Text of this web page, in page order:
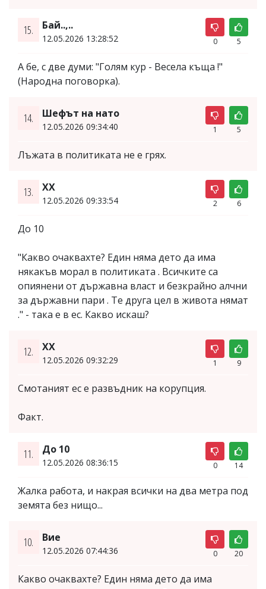
15. Бай..,..
12.05.2026 13:28:52 0 5
А бе, с две думи: "Голям кур - Весела къща !"
(Народна поговорка).
14. Шефът на нато
12.05.2026 09:34:40 1 5
Лъжата в политиката не е грях.
13. XX
12.05.2026 09:33:54 2 6
До 10
"Какво очаквахте? Един няма дето да има
някакъв морал в политиката . Всичките са
опиянени от държавна власт и безкрайно алчни
за държавни пари . Те друга цел в живота нямат
." - така е в ес. Какво искаш?
12. XX
12.05.2026 09:32:29 1 9
Смотаният ес е развъдник на корупция.
Факт.
11. До 10
12.05.2026 08:36:15 0 14
Жалка работа, и накрая всички на два метра под
земята без нищо...
10. Вие
12.05.2026 07:44:36 0 20
Какво очаквахте? Един няма дето да има